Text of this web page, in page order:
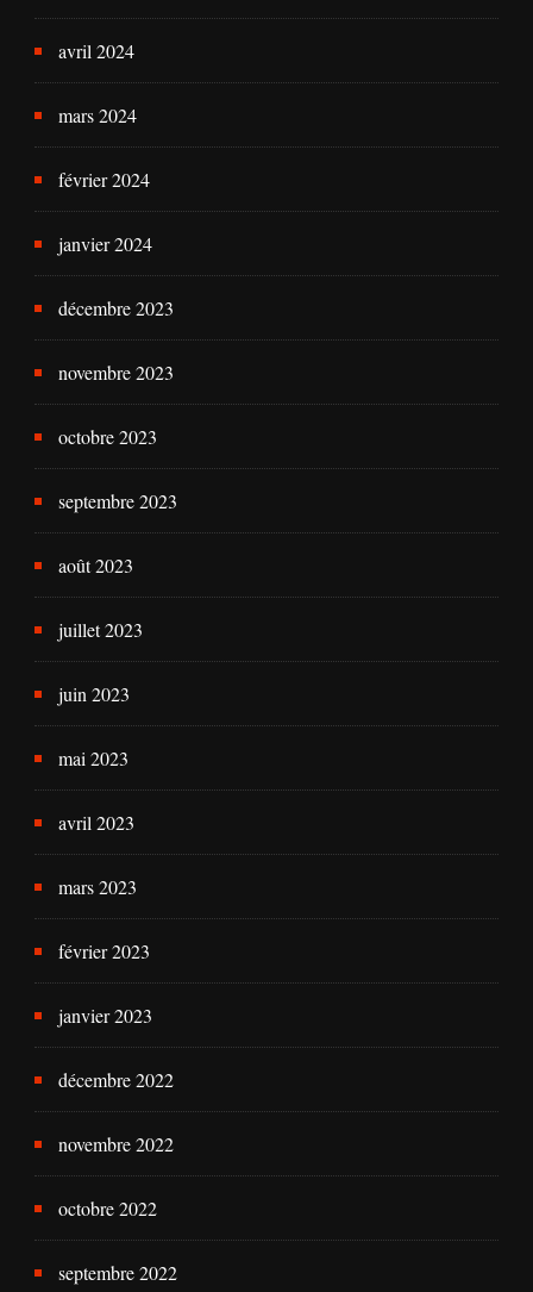
avril 2024
mars 2024
février 2024
janvier 2024
décembre 2023
novembre 2023
octobre 2023
septembre 2023
août 2023
juillet 2023
juin 2023
mai 2023
avril 2023
mars 2023
février 2023
janvier 2023
décembre 2022
novembre 2022
octobre 2022
septembre 2022